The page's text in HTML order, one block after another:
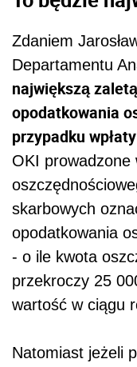
Zdaniem
Departamentu
największą
opodatkowania
przypadku
OKI prowadzone
skarbowych
opodatkowania
- o ile kwota
przekroczy 25
wartość w ciągu
Natomiast jeżeli